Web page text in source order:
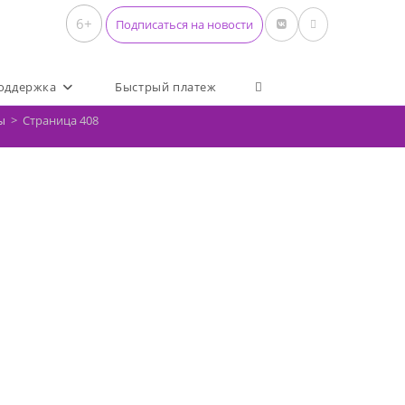
6+ Подписаться на новости
Быстрый платеж Переключить поиск по
> Страница 408